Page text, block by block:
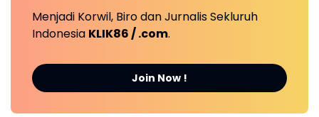
Menjadi Korwil, Biro dan Jurnalis Sekluruh
Indonesia KLIK86 / .com.
Join Now !